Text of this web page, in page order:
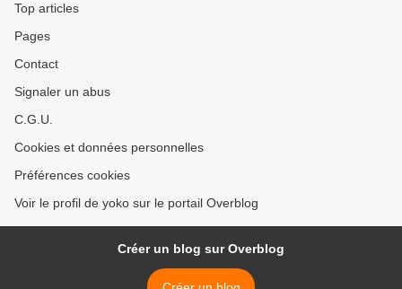
Top articles
Pages
Contact
Signaler un abus
C.G.U.
Cookies et données personnelles
Préférences cookies
Voir le profil de yoko sur le portail Overblog
Créer un blog sur Overblog